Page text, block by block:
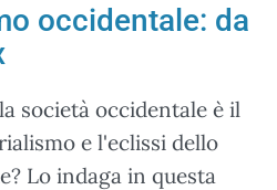
occidentale: da
società occidentale è il
e l'eclissi dello
Lo indaga in questa